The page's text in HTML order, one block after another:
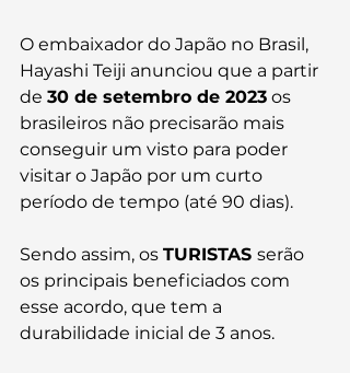
O embaixador do Japão no Brasil,
Hayashi Teiji anunciou que a partir
de 30 de setembro de 2023 os
brasileiros não precisarão mais
conseguir um visto para poder
visitar o Japão por um curto
período de tempo (até 90 dias).
Sendo assim, os TURISTAS serão
os principais beneficiados com
esse acordo, que tem a
durabilidade inicial de 3 anos.